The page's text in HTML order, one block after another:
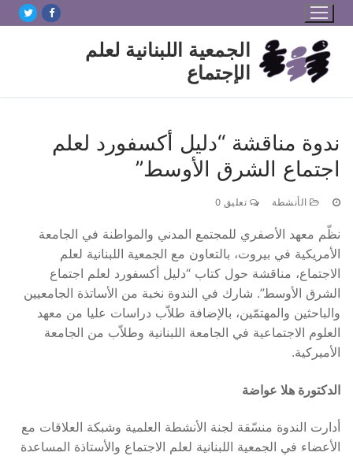
التجاوز
إلى
المحتوى
الجمعية اللبنانية لعلم
الإجتماع
ندوة مناقشة “دليل أكسفورد لعلم
اجتماع الشرق الأوسط”
الأنشطة تعليق 0
نظّم معهد الأصفري للمجتمع المدني والمواطنة في الجامعة
الأمريكية في بيروت، بالتعاون مع الجمعية اللبنانية لعلم
الاجتماع، مناقشة حول كتاب “دليل أكسفورد لعلم اجتماع
الشرق الأوسط”. شارك في الندوة نخبة من الأساتذة الجامعيين
والباحثين والمهتمّين، بالإضافة طلاّب دراسات عليا من معهد
العلوم الاجتماعية في الجامعة اللبنانية وطلاّب من الجامعة
الأميركية.
الدكتورة هلا عواضة
أدارت الندوة منسّقة لجنة الأنشطة العلمية وشبكة العلاقات مع
الأعضاء في الجمعية اللبنانية لعلم الاجتماع والأستاذة المساعدة